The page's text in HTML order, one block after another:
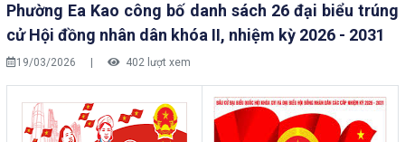
Phường Ea Kao công bố danh sách 26 đại biểu trúng
cử Hội đồng nhân dân khóa II, nhiệm kỳ 2026 - 2031
19/03/2026 402 lượt xem